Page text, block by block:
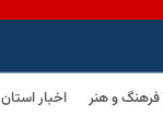
فرهنگ و هنر اخبار استان